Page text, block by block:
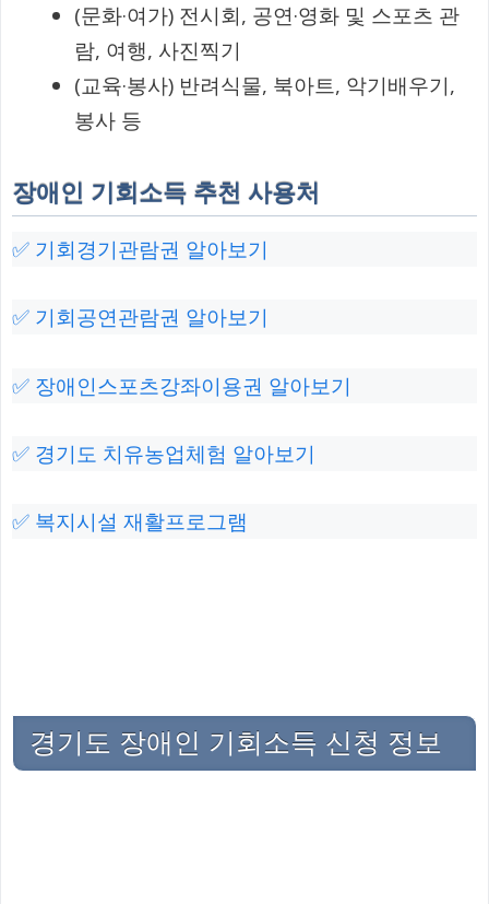
(문화·여가) 전시회, 공연·영화 및 스포츠 관
람, 여행, 사진찍기
(교육·봉사) 반려식물, 북아트, 악기배우기,
봉사 등
장애인 기회소득 추천 사용처
✅ 기회경기관람권 알아보기
✅ 기회공연관람권 알아보기
✅ 장애인스포츠강좌이용권 알아보기
✅ 경기도 치유농업체험 알아보기
✅ 복지시설 재활프로그램
경기도 장애인 기회소득 신청 정보